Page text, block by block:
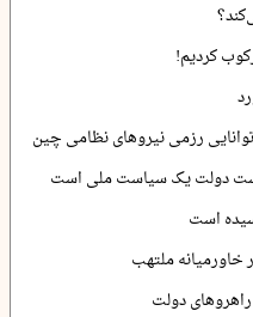
کردیم!
رزمی نیروهای نظامی چین
دولت یک سیاست ملی است
است
خاورمیانه ملتهب
دولت